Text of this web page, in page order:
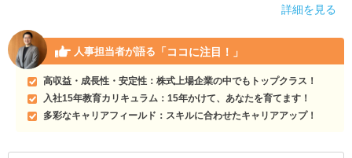
詳細を見る
人事担当者が語る 「ココに注目！」
高収益・成長性・安定性：株式上場企業の中でもトップクラス！
入社15年教育カリキュラム：15年かけて、あなたを育てます！
多彩なキャリアフィールド：スキルに合わせたキャリアアップ！